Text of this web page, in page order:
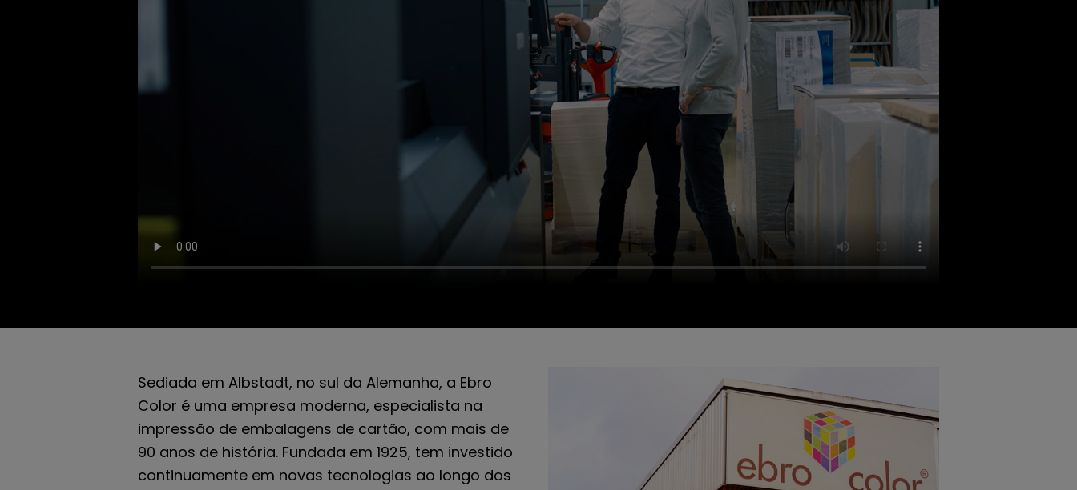
Sediada em Albstadt, no sul da Alemanha, a Ebro
Color é uma empresa moderna, especialista na
impressão de embalagens de cartão, com mais de
90 anos de história. Fundada em 1925, tem investido
continuamente em novas tecnologias ao longo dos